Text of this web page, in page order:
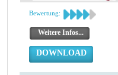
Bewertung:
Weitere Infos...
DOWNLOAD